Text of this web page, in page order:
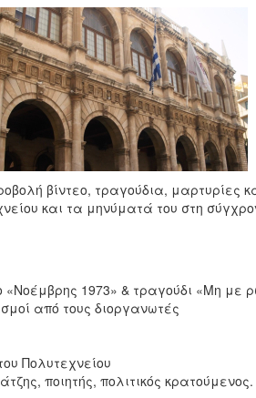
βίντεο, τραγούδια, μαρτυρίες
και τα μηνύματά του στη
«Νοέμβρης 1973» & τραγούδι «Μη με
από τους διοργανωτές
Πολυτεχνείου
ποιητής, πολιτικός